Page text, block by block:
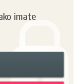
imate